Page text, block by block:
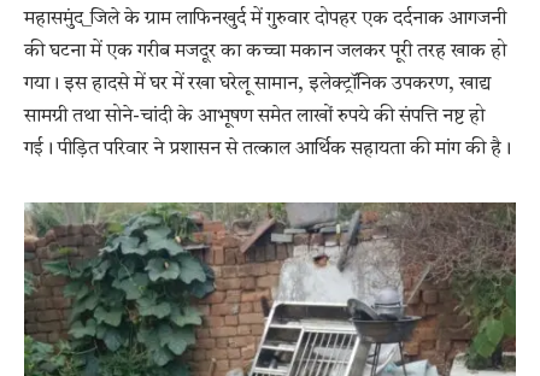
महासमुंद_जिले के ग्राम लाफिनखुर्द में गुरुवार दोपहर एक दर्दनाक आगजनी
की घटना में एक गरीब मजदूर का कच्चा मकान जलकर पूरी तरह खाक हो
गया। इस हादसे में घर में रखा घरेलू सामान, इलेक्ट्रॉनिक उपकरण, खाद्य
सामग्री तथा सोने-चांदी के आभूषण समेत लाखों रुपये की संपत्ति नष्ट हो
गई। पीड़ित परिवार ने प्रशासन से तत्काल आर्थिक सहायता की मांग की है।